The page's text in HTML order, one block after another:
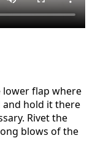
lower flap where
hold it there
Rivet the
blows of the